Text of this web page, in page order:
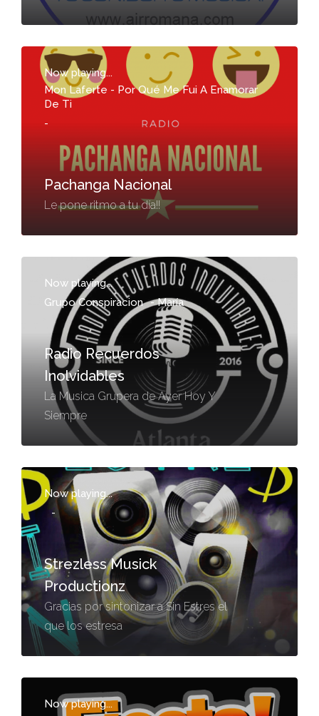
Now playing...
Mon Laferte - Por Qué Me Fui A Enamorar
De Ti
-
Pachanga Nacional
Le pone ritmo a tu día!!
Now playing...
Grupo Conspiracion -María
Radio Recuerdos
Inolvidables
La Musica Grupera de Ayer Hoy Y
Siempre
Now playing...
-
Strezless Musick
Productionz
Gracias por sintonizar a Sin Estres el
que los estresa
Now playing...